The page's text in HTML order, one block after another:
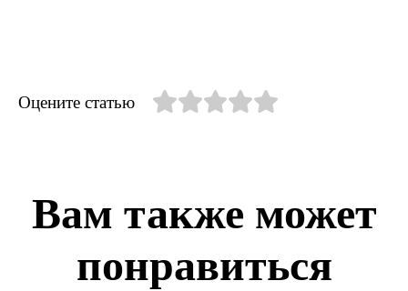
Оцените статью
Вам также может
понравиться